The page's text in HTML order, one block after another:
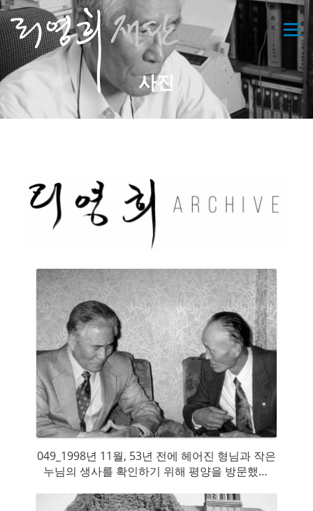
콘
텐
츠
로
바
로
가
기
메뉴
사진
049_1998년 11월, 53년 전에 헤어진 형님과 작은
누님의 생사를 확인하기 위해 평양을 방문했으
있었다.